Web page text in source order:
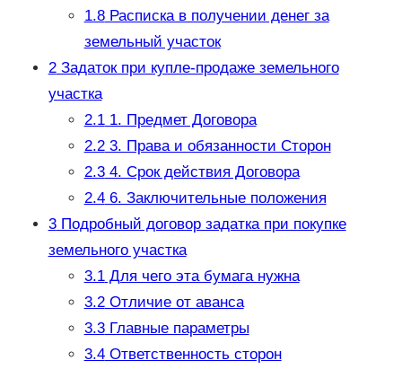
1.8Расписка в получении денег за
земельный участок
2Задаток при купле-продаже земельного
участка
2.11. Предмет Договора
2.23. Права и обязанности Сторон
2.34. Срок действия Договора
2.46. Заключительные положения
3Подробный договор задатка при покупке
земельного участка
3.1Для чего эта бумага нужна
3.2Отличие от аванса
3.3Главные параметры
3.4Ответственность сторон